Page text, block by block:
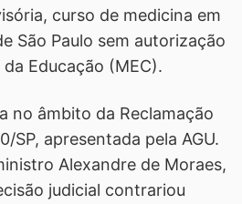
curso de medicina em
São Paulo sem autorização
Educação (MEC).
no âmbito da Reclamação
SP, apresentada pela AGU.
Alexandre de Moraes,
judicial contrariou